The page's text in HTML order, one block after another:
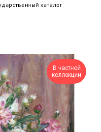
каталог
В частной
коллекции